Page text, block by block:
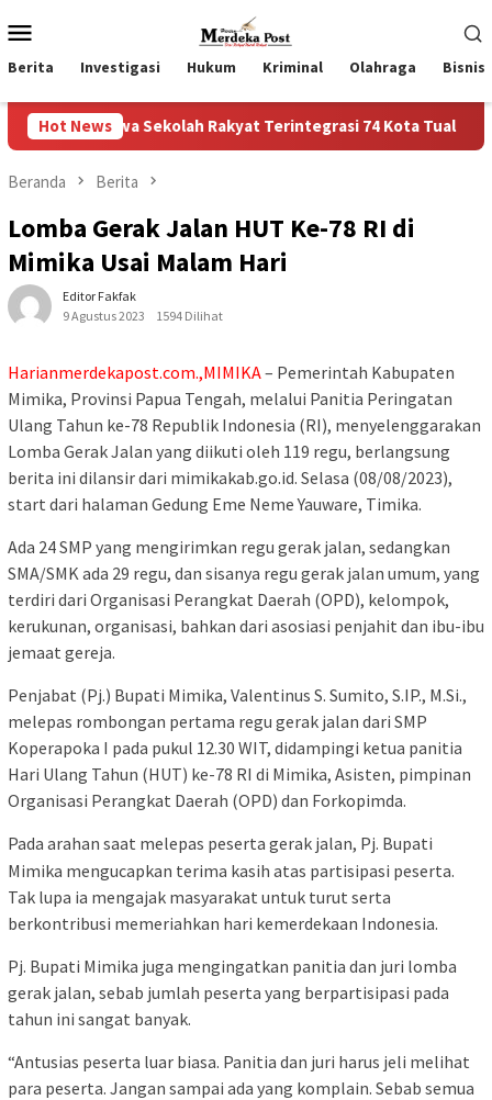
ke
kontenMobile
Berita Investigasi Hukum Kriminal Olahraga Bisnis
Hot News
Sekolah Rakyat Terintegrasi 74 Kota Tual Ruas
Beranda Berita
Lomba Gerak Jalan HUT Ke-78 RI di
Mimika Usai Malam Hari
Editor Fakfak
9 Agustus 2023
1594 Dilihat
Harianmerdekapost.com.,MIMIKA– Pemerintah Kabupaten
Mimika, Provinsi Papua Tengah, melalui Panitia Peringatan
Ulang Tahun ke-78 Republik Indonesia (RI), menyelenggarakan
Lomba Gerak Jalan yang diikuti oleh 119 regu, berlangsung
berita ini dilansir dari mimikakab.go.id. Selasa (08/08/2023),
start dari halaman Gedung Eme Neme Yauware, Timika.
Ada 24 SMP yang mengirimkan regu gerak jalan, sedangkan
SMA/SMK ada 29 regu, dan sisanya regu gerak jalan umum, yang
terdiri dari Organisasi Perangkat Daerah (OPD), kelompok,
kerukunan, organisasi, bahkan dari asosiasi penjahit dan ibu-ibu
jemaat gereja.
Penjabat (Pj.) Bupati Mimika, Valentinus S. Sumito, S.IP., M.Si.,
melepas rombongan pertama regu gerak jalan dari SMP
Koperapoka I pada pukul 12.30 WIT, didampingi ketua panitia
Hari Ulang Tahun (HUT) ke-78 RI di Mimika, Asisten, pimpinan
Organisasi Perangkat Daerah (OPD) dan Forkopimda.
Pada arahan saat melepas peserta gerak jalan, Pj. Bupati
Mimika mengucapkan terima kasih atas partisipasi peserta.
Tak lupa ia mengajak masyarakat untuk turut serta
berkontribusi memeriahkan hari kemerdekaan Indonesia.
Pj. Bupati Mimika juga mengingatkan panitia dan juri lomba
gerak jalan, sebab jumlah peserta yang berpartisipasi pada
tahun ini sangat banyak.
“Antusias peserta luar biasa. Panitia dan juri harus jeli melihat
para peserta. Jangan sampai ada yang komplain. Sebab semua